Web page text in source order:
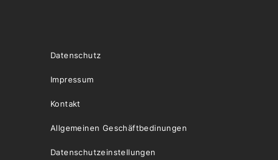
Datenschutz
Impressum
Kontakt
Allgemeinen Geschäftbedinungen
Datenschutzeinstellungen